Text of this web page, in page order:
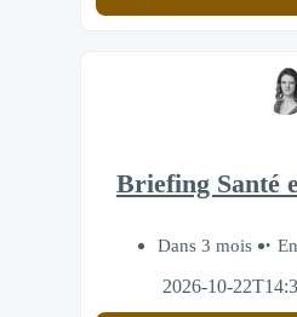
Briefing Santé
Dans 3 mois
2026-10-